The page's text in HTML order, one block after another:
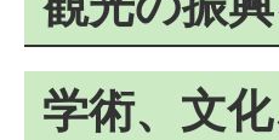
学術、文